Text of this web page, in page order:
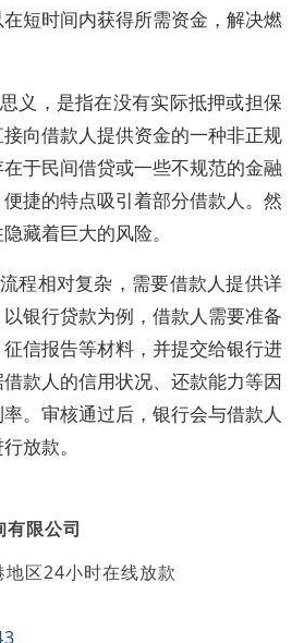
短时间内获得所需资金，解决燃
义，是指在没有实际抵押或担保
向借款人提供资金的一种非正规
于民间借贷或一些不规范的金融
捷的特点吸引着部分借款人。然
藏着巨大的风险。
程相对复杂，需要借款人提供详
银行贷款为例，借款人需要准备
信报告等材料，并提交给银行进
款人的信用状况、还款能力等因
。审核通过后，银行会与借款人
放款。
限公司
区24小时在线放款